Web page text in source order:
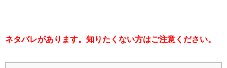
ネタバレがあります。知りたくない方はご注意ください。